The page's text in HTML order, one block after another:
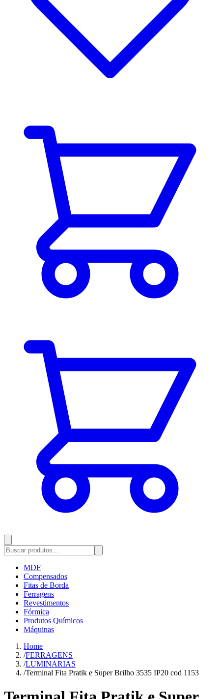
MDF
Compensados
Fitas de Borda
Ferragens
Revestimentos
Fórmica
Produtos Químicos
Máquinas
Home
/FERRAGENS
/LUMINARIAS
/Terminal Fita Pratik e Super Brilho 3535 IP20 cod 1153